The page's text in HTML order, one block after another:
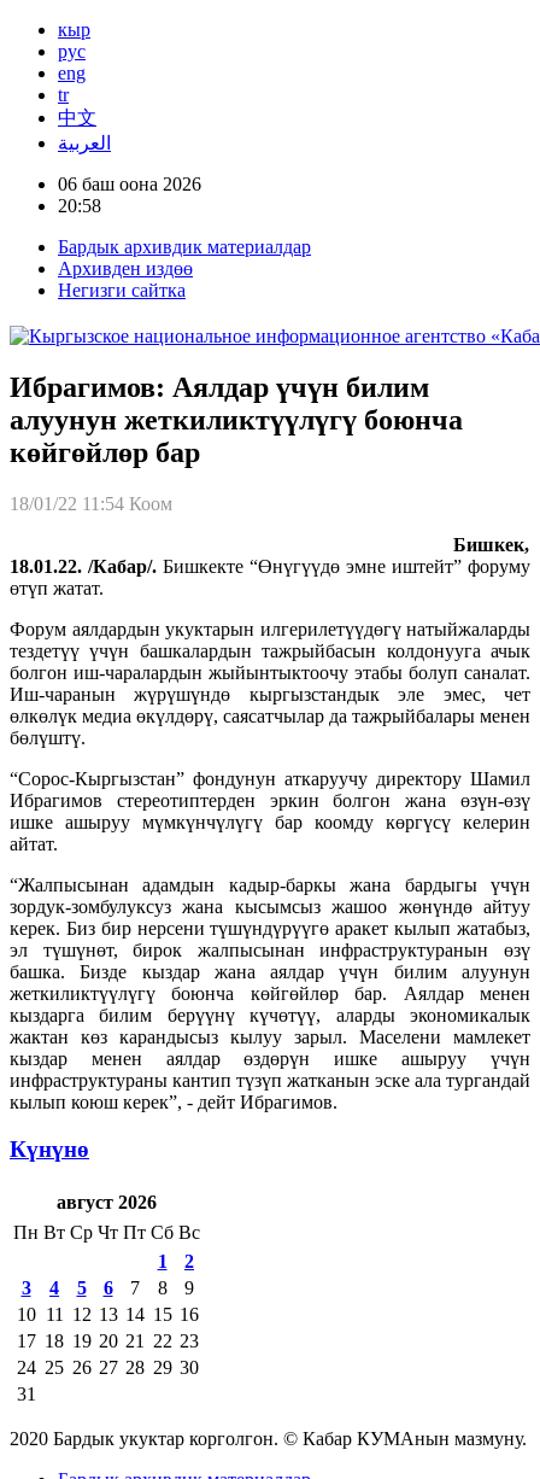
кыр
рус
eng
tr
中文
العربية
06 баш оона 2026
20:58
Бардык архивдик материалдар
Архивден издөө
Негизги сайтка
Ибрагимов: Аялдар үчүн билим
алуунун жеткиликтүүлүгү боюнча
көйгөйлөр бар
18/01/22 11:54 Коом
Бишкек,
18.01.22. /Кабар/. Бишкекте “Өнүгүүдө эмне иштейт” форуму
өтүп жатат.
Форум аялдардын укуктарын илгерилетүүдөгү натыйжаларды
тездетүү үчүн башкалардын тажрыйбасын колдонууга ачык
болгон иш-чаралардын жыйынтыктоочу этабы болуп саналат.
Иш-чаранын жүрүшүндө кыргызстандык эле эмес, чет
өлкөлүк медиа өкүлдөрү, саясатчылар да тажрыйбалары менен
бөлүштү.
“Сорос-Кыргызстан” фондунун аткаруучу директору Шамил
Ибрагимов стереотиптерден эркин болгон жана өзүн-өзү
ишке ашыруу мүмкүнчүлүгү бар коомду көргүсү келерин
айтат.
“Жалпысынан адамдын кадыр-баркы жана бардыгы үчүн
зордук-зомбулуксуз жана кысымсыз жашоо жөнүндө айтуу
керек. Биз бир нерсени түшүндүрүүгө аракет кылып жатабыз,
эл түшүнөт, бирок жалпысынан инфраструктуранын өзү
башка. Бизде кыздар жана аялдар үчүн билим алуунун
жеткиликтүүлүгү боюнча көйгөйлөр бар. Аялдар менен
кыздарга билим берүүнү күчөтүү, аларды экономикалык
жактан көз карандысыз кылуу зарыл. Маселени мамлекет
кыздар менен аялдар өздөрүн ишке ашыруу үчүн
инфраструктураны кантип түзүп жатканын эске ала тургандай
кылып коюш керек”, - дейт Ибрагимов.
Күнүнө
август 2026
Пн Вт Ср Чт Пт Сб Вс
1
2
3
4 5 6 7 8
9
10 11 12 13 14 15 16
17 18 19 20 21 22 23
24 25 26 27 28 29 30
31
2020 Бардык укуктар корголгон. © Кабар КУМАнын мазмуну.